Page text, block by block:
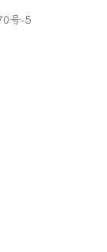
号-5